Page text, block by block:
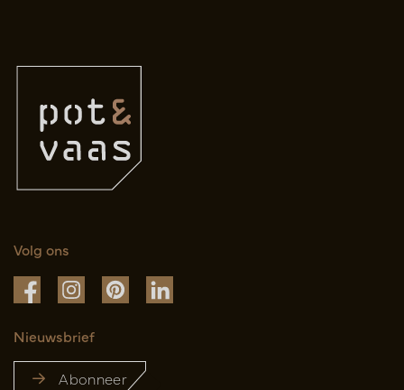
Volg ons
Nieuwsbrief
Abonneer